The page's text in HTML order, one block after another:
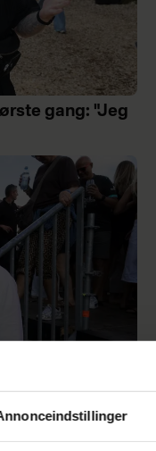
gang: "Jeg
Elbæk tabt sig